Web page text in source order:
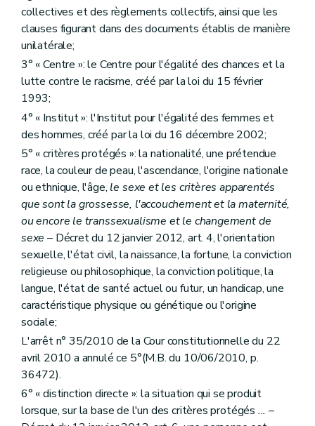
collectives et des règlements collectifs, ainsi que les
clauses figurant dans des documents établis de manière
unilatérale;
3° « Centre »: le Centre pour l'égalité des chances et la
lutte contre le racisme, créé par la loi du 15 février
1993;
4° « Institut »: l'Institut pour l'égalité des femmes et
des hommes, créé par la loi du 16 décembre 2002;
5° « critères protégés »: la nationalité, une prétendue
race, la couleur de peau, l'ascendance, l'origine nationale
ou ethnique, l'âge, le sexe et les critères apparentés
que sont la grossesse, l'accouchement et la maternité,
ou encore le transsexualisme et le changement de
sexe – Décret du 12 janvier 2012, art. 4, l'orientation
sexuelle, l'état civil, la naissance, la fortune, la conviction
religieuse ou philosophique, la conviction politique, la
langue, l'état de santé actuel ou futur, un handicap, une
caractéristique physique ou génétique ou l'origine
sociale;
L'arrêt n° 35/2010 de la Cour constitutionnelle du 22
avril 2010 a annulé ce 5°(M.B. du 10/06/2010, p.
36472).
6° « distinction directe »: la situation qui se produit
lorsque, sur la base de l'un des critères protégés ... –